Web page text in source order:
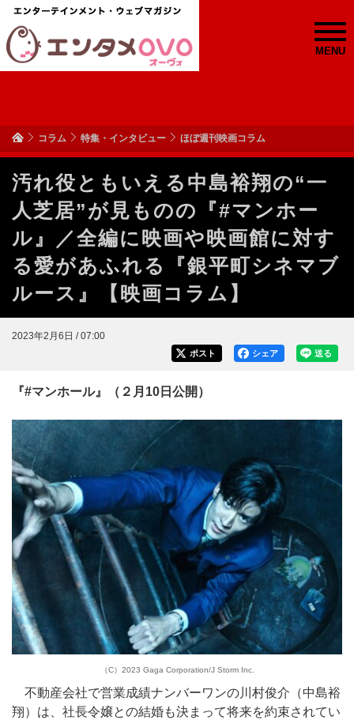
MENU
コラム 特集・インタビュー ほぼ週刊映画コラム
汚れ役ともいえる中島裕翔の“一
人芝居”が見ものの『#マンホー
ル』／全編に映画や映画館に対す
る愛があふれる『銀平町シネマブ
ルース』【映画コラム】
2023年2月6日 / 07:00
送る
シェア
ポスト
『#マンホール』（２月10日公開）
（C）2023 Gaga Corporation/J Storm Inc.
不動産会社で営業成績ナンバーワンの川村俊介（中島裕
翔）は、社長令嬢との結婚も決まって将来を約束されてい